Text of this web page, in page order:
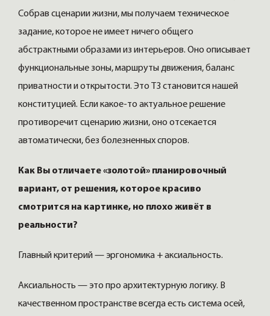
Собрав сценарии жизни, мы получаем техническое
задание, которое не имеет ничего общего
абстрактными образами из интерьеров. Оно описывает
функциональные зоны, маршруты движения, баланс
приватности и открытости. Это ТЗ становится нашей
конституцией. Если какое-то актуальное решение
противоречит сценарию жизни, оно отсекается
автоматически, без болезненных споров.
Как Вы отличаете «золотой» планировочный
вариант, от решения, которое красиво
смотрится на картинке, но плохо живёт в
реальности?
Главный критерий — эргономика + аксиальность.
Аксиальность — это про архитектурную логику. В
качественном пространстве всегда есть система осей,